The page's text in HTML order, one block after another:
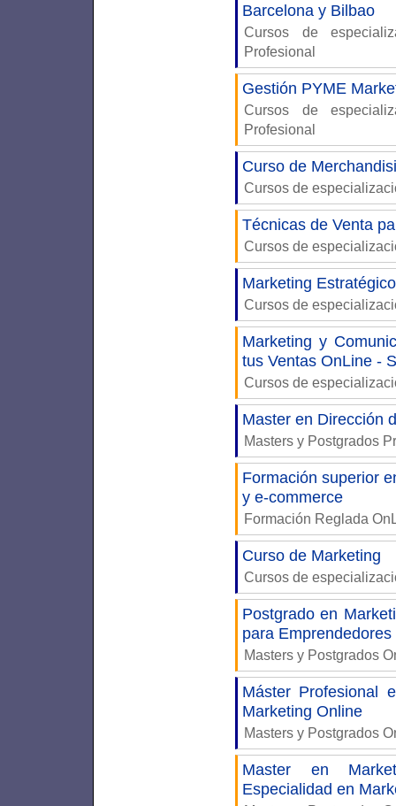
Barcelona y Bilbao
Cursos de
Profesional
Gestión PYME
Cursos de
Profesional
Curso de
Cursos de
Técnicas de Venta
Cursos de
Marketing
Cursos de
Marketing y
tus Ventas OnLine -
Cursos de
Master en Dirección
Masters y Postgrados
Formación superior
y e-commerce
Formación Reglada
Curso de Marketing
Cursos de
Postgrado en
para Emprendedores
Masters y Postgrados
Máster Profesional
Marketing Online
Masters y Postgrados
Master en
Especialidad en